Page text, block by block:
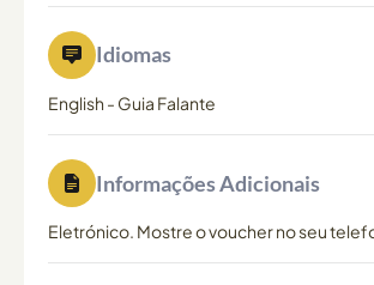
Idiomas
English - Guia Falante
Informações Adicionais
Eletrónico. Mostre o voucher no seu